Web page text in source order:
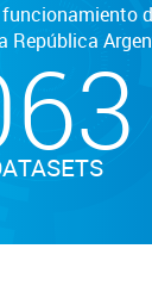
República